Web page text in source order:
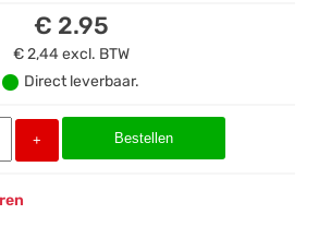
€ 2.95
€ 2,44 excl. BTW
Direct leverbaar.
+ Bestellen